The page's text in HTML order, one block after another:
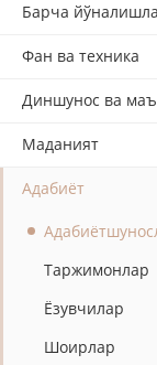
Барча
Фан ва техника
Диншунос ва
Маданият
Адабиёт
Таржимонлар
Ёзувчилар
Шоирлар